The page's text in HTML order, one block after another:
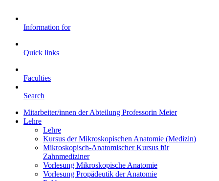
Information for
Quick links
Faculties
Search
Mitarbeiter/innen der Abteilung Professorin Meier
Lehre
Lehre
Kursus der Mikroskopischen Anatomie (Medizin)
Mikroskopisch-Anatomischer Kursus für
Zahnmediziner
Vorlesung Mikroskopische Anatomie
Vorlesung Propädeutik der Anatomie